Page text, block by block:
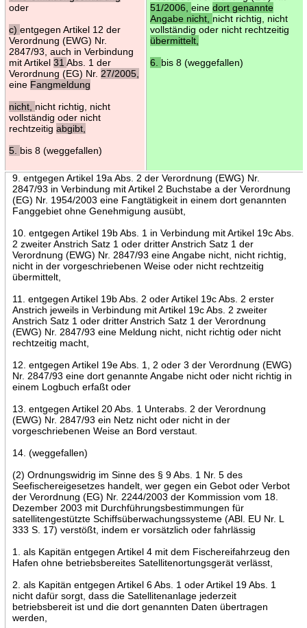
oder
c) entgegen Artikel 12 der
Verordnung (EWG) Nr.
2847/93, auch in Verbindung
mit Artikel 31 Abs. 1 der
Verordnung (EG) Nr. 27/2005,
eine Fangmeldung
nicht, nicht richtig, nicht
vollständig oder nicht
rechtzeitig abgibt,
5. bis 8 (weggefallen)
51/2006, eine dort genannte
Angabe nicht, nicht richtig, nicht
vollständig oder nicht rechtzeitig
übermittelt,
6. bis 8 (weggefallen)
9. entgegen Artikel 19a Abs. 2 der Verordnung (EWG) Nr.
2847/93 in Verbindung mit Artikel 2 Buchstabe a der Verordnung
(EG) Nr. 1954/2003 eine Fangtätigkeit in einem dort genannten
Fanggebiet ohne Genehmigung ausübt,
10. entgegen Artikel 19b Abs. 1 in Verbindung mit Artikel 19c Abs.
2 zweiter Anstrich Satz 1 oder dritter Anstrich Satz 1 der
Verordnung (EWG) Nr. 2847/93 eine Angabe nicht, nicht richtig,
nicht in der vorgeschriebenen Weise oder nicht rechtzeitig
übermittelt,
11. entgegen Artikel 19b Abs. 2 oder Artikel 19c Abs. 2 erster
Anstrich jeweils in Verbindung mit Artikel 19c Abs. 2 zweiter
Anstrich Satz 1 oder dritter Anstrich Satz 1 der Verordnung
(EWG) Nr. 2847/93 eine Meldung nicht, nicht richtig oder nicht
rechtzeitig macht,
12. entgegen Artikel 19e Abs. 1, 2 oder 3 der Verordnung (EWG)
Nr. 2847/93 eine dort genannte Angabe nicht oder nicht richtig in
einem Logbuch erfaßt oder
13. entgegen Artikel 20 Abs. 1 Unterabs. 2 der Verordnung
(EWG) Nr. 2847/93 ein Netz nicht oder nicht in der
vorgeschriebenen Weise an Bord verstaut.
14. (weggefallen)
(2) Ordnungswidrig im Sinne des § 9 Abs. 1 Nr. 5 des
Seefischereigesetzes handelt, wer gegen ein Gebot oder Verbot
der Verordnung (EG) Nr. 2244/2003 der Kommission vom 18.
Dezember 2003 mit Durchführungsbestimmungen für
satellitengestützte Schiffsüberwachungssysteme (ABl. EU Nr. L
333 S. 17) verstößt, indem er vorsätzlich oder fahrlässig
1. als Kapitän entgegen Artikel 4 mit dem Fischereifahrzeug den
Hafen ohne betriebsbereites Satellitenortungsgerät verlässt,
2. als Kapitän entgegen Artikel 6 Abs. 1 oder Artikel 19 Abs. 1
nicht dafür sorgt, dass die Satellitenanlage jederzeit
betriebsbereit ist und die dort genannten Daten übertragen
werden,